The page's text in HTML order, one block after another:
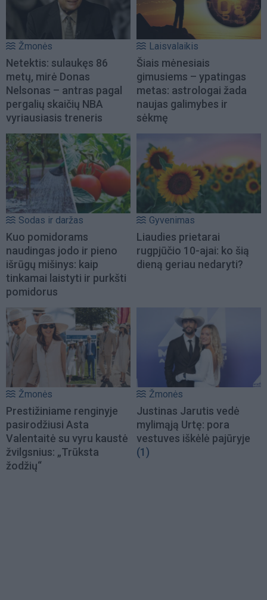
Žmonės
Netektis: sulaukęs 86
metų, mirė Donas
Nelsonas – antras pagal
pergalių skaičių NBA
vyriausiasis treneris
Laisvalaikis
Šiais mėnesiais
gimusiems – ypatingas
metas: astrologai žada
naujas galimybes ir
sėkmę
Sodas ir daržas
Kuo pomidorams
naudingas jodo ir pieno
išrūgų mišinys: kaip
tinkamai laistyti ir purkšti
pomidorus
Gyvenimas
Liaudies prietarai
rugpjūčio 10-ajai: ko šią
dieną geriau nedaryti?
Žmonės
Prestižiniame renginyje
pasirodžiusi Asta
Valentaitė su vyru kaustė
žvilgsnius: „Trūksta
žodžių“
Žmonės
Justinas Jarutis vedė
mylimąją Urtę: pora
vestuves iškėlė pajūryje
(1)